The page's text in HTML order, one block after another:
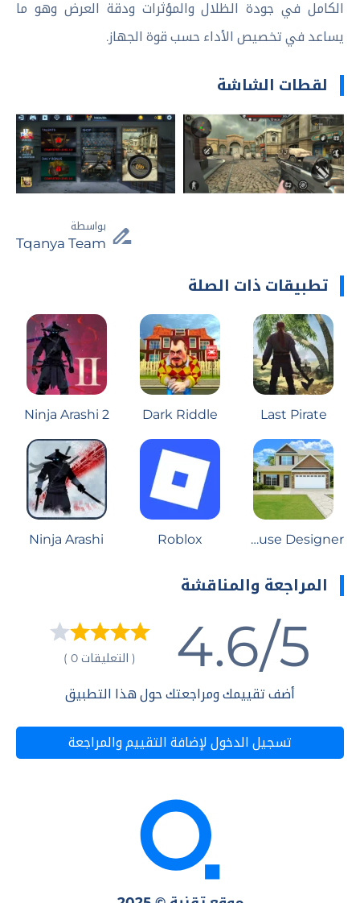
الكامل في جودة الظلال والمؤثرات ودقة العرض وهو ما
يساعد في تخصيص الأداء حسب قوة الجهاز.
لقطات الشاشة
بواسطة
Tqanya Team
تطبيقات ذات الصلة
Last Pirate
Dark Riddle
Ninja Arashi 2
House Designer
Roblox
Ninja Arashi
المراجعة والمناقشة
4.6/5 ( التعليقات 0 )
أضف تقييمك ومراجعتك حول هذا التطبيق
تسجيل الدخول لإضافة التقييم والمراجعة